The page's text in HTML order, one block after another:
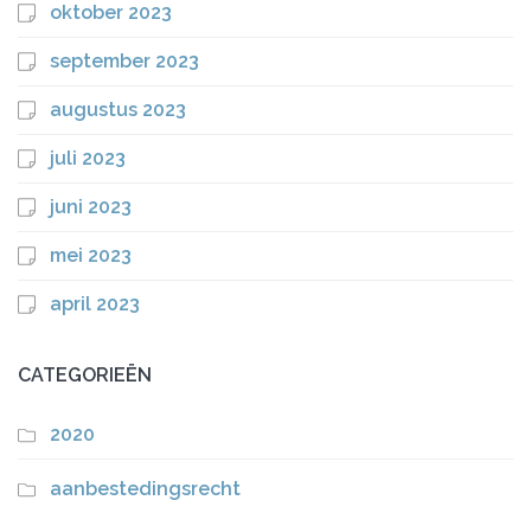
oktober 2023
september 2023
augustus 2023
juli 2023
juni 2023
mei 2023
april 2023
CATEGORIEËN
2020
aanbestedingsrecht